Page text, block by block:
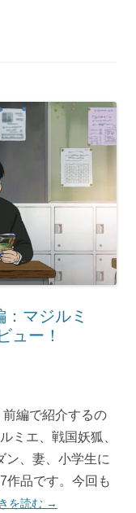
マジルミ
ュー！
前編で紹介するの
ミエ、戦国妖狐、
ン、妻、小学生に
作品です。今回も
を読む →